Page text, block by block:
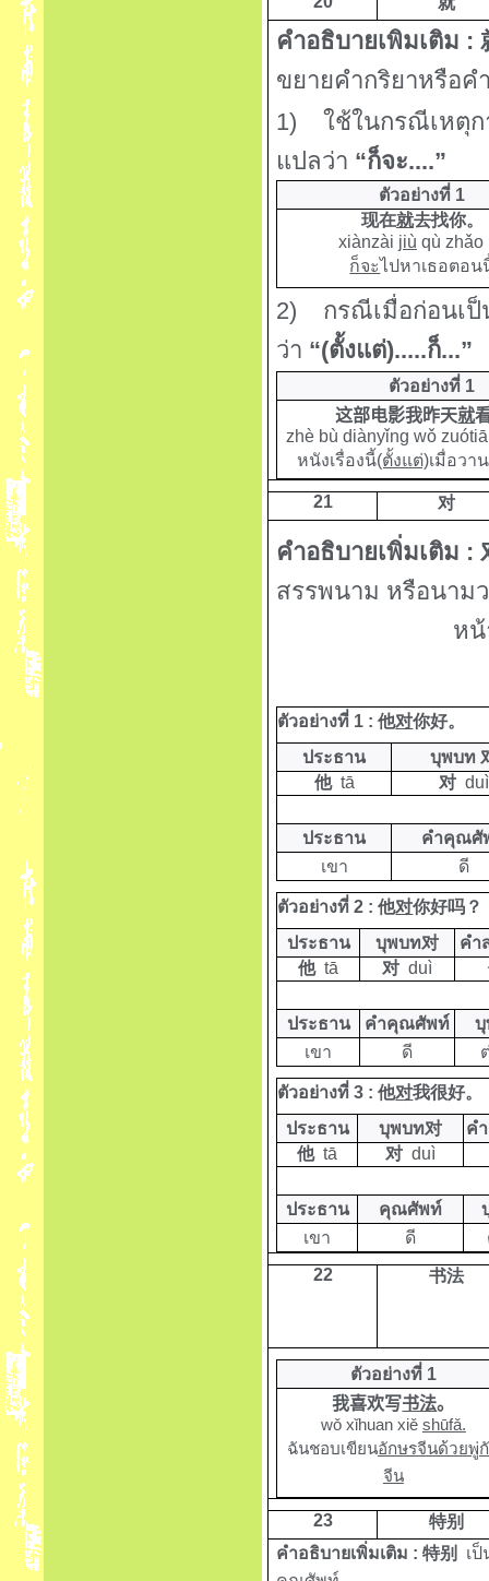
คำอธิบายเพิมเติม :
ขยายคำกริยาหรือ
1)ใช้ในกรณีเหตุ
แปลว่า “ก็จะ....”
ตัวอย่างที่ 1
现在就去找你。
xiànzài jiù qù zhǎo
ก็จะไปหาเธอตอน
2) กรณีเมื่อก่อนเ
ว่า “(ตั้งแต่).....ก็...”
ตัวอย่างที่ 1
这部电影我昨天就
zhè bù diànyǐng wǒ
หนังเรื่องนี้(ตั้งแต่)เมื่อวา
21 对
คำอธิบายเพิ่มเติม :
สรรพนาม หรือนาม
หน้าที่เชื่อ
ตัวอย่างที่ 1 :他对你好。
ประธาน
บุพบท
他 tā 对 duì
ประธาน
คำคุณศั
เขา
ดี
ตัวอย่างที่ 2 :他对你好吗？
ประธาน
บุพบท对
คำ
他 tā 对 duì
ประธาน คำคุณศัพท์
เขา
ดี
ตัวอย่างที่ 3 :他对我很好。
ประธาน
บุพบท对
ค
他 tā 对 duì
ประธาน คุณศัพท์
เขา
ดี
22
书法
ตัวอย่างที่ 1
我喜欢写书法。
wǒ xǐhuan xiě shūfǎ.
ฉันชอบเขียนอักษรจีนด้วยพู่
จีน
23
特别
คำอธิบายเพิ่มเติม :特别
เ